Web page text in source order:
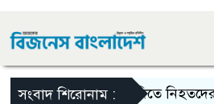
সংবাদ শিরোনাম :সৌদিতে নিহতদের